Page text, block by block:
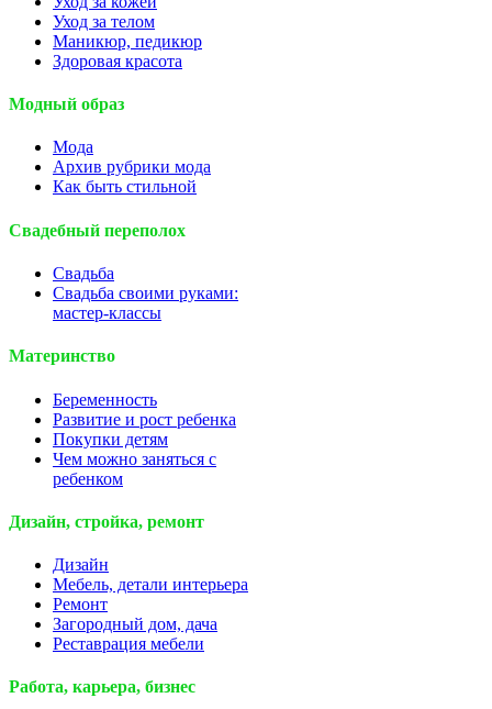
Уход за телом
Маникюр, педикюр
Здоровая красота
Модный образ
Мода
Архив рубрики мода
Как быть стильной
Свадебный переполох
Свадьба
Свадьба своими руками:
мастер-классы
Материнство
Беременность
Развитие и рост ребенка
Покупки детям
Чем можно заняться с
ребенком
Дизайн, стройка, ремонт
Дизайн
Мебель, детали интерьера
Ремонт
Загородный дом, дача
Реставрация мебели
Работа, карьера, бизнес